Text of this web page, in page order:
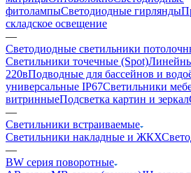
фитолампыСветодиодные гирлянды
складское освещение
—
Светодиодные светильники
Светильники точечные (Spot)
220вПодводные для бассейнов и
универсальные IP67Светильники
витринныеПодсветка картин и зеркал
—
Светильники встраиваемые
Светильники накладные и ЖКХ
—
BW серия поворотные